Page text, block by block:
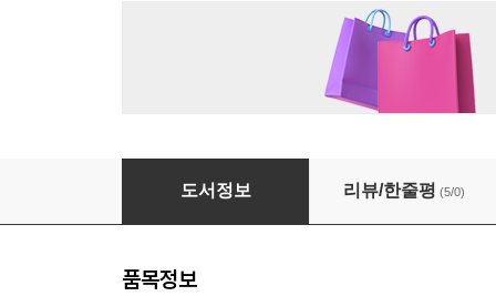
슬픔의 긍지
도서정보 리뷰/한줄평 (5/0)
품목정보